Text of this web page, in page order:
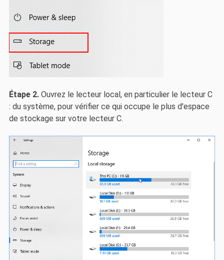
Étape 2. Ouvrez le lecteur local, en particulier le lecteur C
: du système, pour vérifier ce qui occupe le plus d'espace
de stockage sur votre lecteur C.